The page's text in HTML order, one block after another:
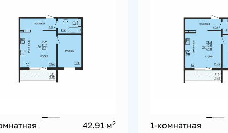
42.91 м2 1-комнатная